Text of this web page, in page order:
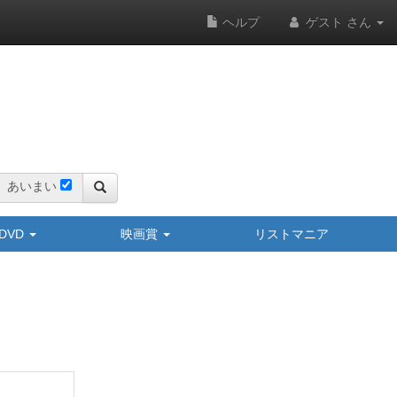
ヘルプ ゲスト さん
あいまい
映画賞 リストマニア